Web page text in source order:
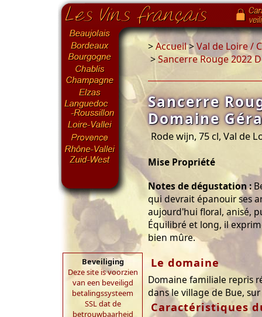
Beveiliging
Deze site is voorzien
van een beveiligd
betalingssysteem
SSL dat de
betrouwbaarheid
>Accueil>Val de Loire /
>Sancerre Rouge 2022
Sancerre
Domaine
Rode wijn, 75 cl, Val de
Mise Propriété
Notes de dégustation :
qui devrait épanouir ses
aujourd'hui floral, anisé,
Équilibré et long, il
bien mûre.
Le domaine
Domaine familiale repris
dans le village de Bue,
Caractéristiques